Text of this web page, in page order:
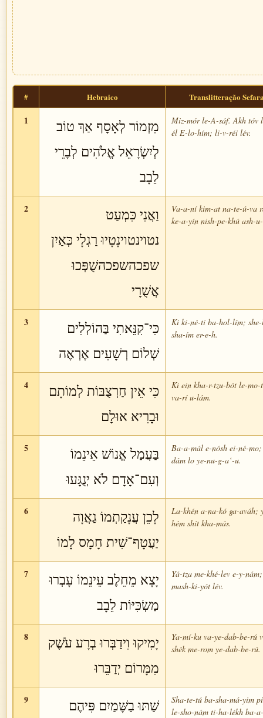
# Hebraico Translitteração
1
מִזְמוֹר לְאָסָף אַךְ טוֹב
לְיִשְׂרָאֵל אֱלֹהִים לְבָרֵי
לֵבָב
Miz-mór le-A-sáf. Akh tóv
él E-lo-hím; li-v-réi lév.
2
וַאֲנִי כִּמְעַט
נטוינטוינָטָיוּ רַגְלָי כְּאַיִן
שפכהשפכהשֻׁפְּכוּ
אֲשֻׁרָי
Va-a-ní kim-at na-te-ú-va
ke-a-yín nish-pe-khú ash-
3
כִּי־קִנֵּאתִי בַּהוֹלְלִים
שְׁלוֹם רְשָׁעִים אֶרְאֶה
Ki ki-né-ti ba-hol-lím;
sha-ím er-e-h.
4
כִּי אֵין חַרְצֻבּוֹת לְמוֹתָם
וּבָרִיא אוּלָם
Ki ein kha-r-tzu-bót le-
va-rí u-lám.
5
בַּעֲמַל אֱנוֹשׁ אֵינֵמוֹ
וְעִם־אָדָם לֹא יְנֻגָּעוּ
Ba-a-mál e-nósh ei-né-
dám lo ye-nu-g-a‘-u.
6
לָכֵן עֲנָקַתְמוֹ גַאֲוָה
יַעֲטָף־שִׁית חָמָס לָמוֹ
La-khén a-na-kó ga-aváh;
hém shít kha-más.
7
יָצָא מֵחֵלֶב עֵינֵמוֹ עָבְרוּ
מַשְׂכִּיּוֹת לֵבָב
Yá-tza me-khé-lev e-y-
mash-ki-yót lév.
8
יָמִיקוּ וִידַבְּרוּ בְרָע עֹשֶׁק
מִמָּרוֹם יְדַבֵּרוּ
Ya-mí-ku va-ye-dab-be-rú
shék me-rom ye-dab-be-rú.
9
שַׁתּוּ בַשָּׁמַיִם פִּיהֶם
Sha-te-tú ba-sha-má-yim
le-sho-nám ti-ha-lékh ba-